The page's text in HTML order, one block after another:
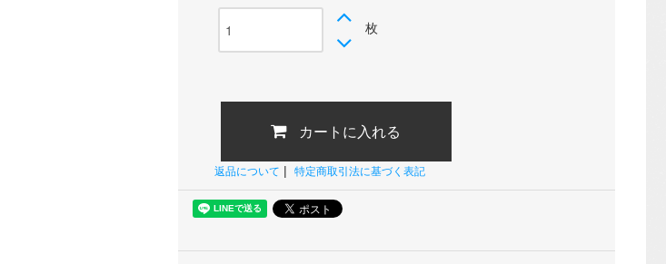
枚
カートに入れる
返品について | 特定商取引法に基づく表記